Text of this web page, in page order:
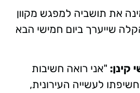
את תושביה למפגש מקוון
שייערך ביום חמישי הבא
קינן: "אני רואה חשיבות
לעשייה העירונית,